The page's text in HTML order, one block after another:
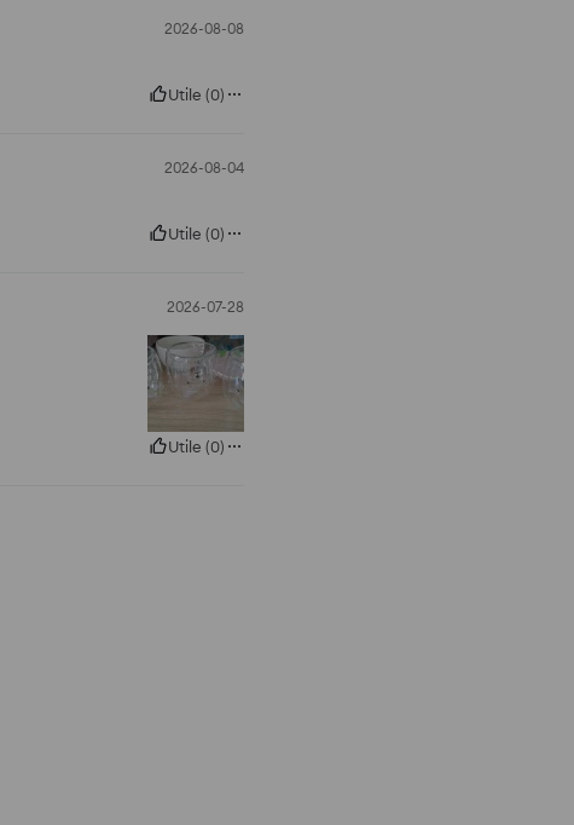
2026-08-08
Utile (0)
2026-08-04
Utile (0)
2026-07-28
Utile (0)